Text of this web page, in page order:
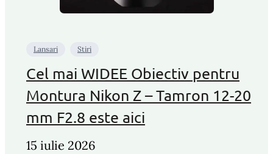
Lansari Stiri
Cel mai WIDEE Obiectiv pentru
Montura Nikon Z – Tamron 12-20
mm F2.8 este aici
15 iulie 2026